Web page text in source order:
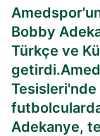
Bobby
Türkçe ve
Tesisleri'nde
Adekanye,